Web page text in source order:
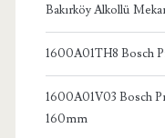
Bakırköy Alkollü
1600A01TH8 Bosch
1600A01V03 Bosch
160mm